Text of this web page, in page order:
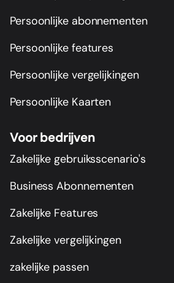
Persoonlijke abonnementen
Persoonlijke features
Persoonlijke vergelijkingen
Persoonlijke Kaarten
Voor bedrijven
Zakelijke gebruiksscenario's
Business Abonnementen
Zakelijke Features
Zakelijke vergelijkingen
zakelijke passen